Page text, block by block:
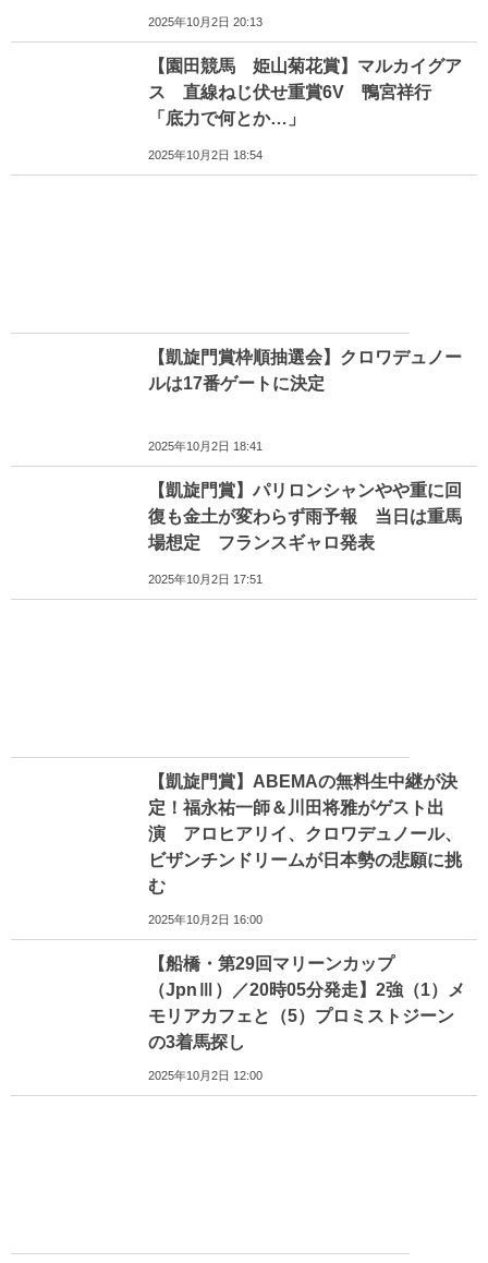
2025年10月2日 20:13
【園田競馬 姫山菊花賞】マルカイグア
ス 直線ねじ伏せ重賞6V 鴨宮祥行
「底力で何とか…」
2025年10月2日 18:54
【凱旋門賞枠順抽選会】クロワデュノー
ルは17番ゲートに決定
2025年10月2日 18:41
【凱旋門賞】パリロンシャンやや重に回
復も金土が変わらず雨予報 当日は重馬
場想定 フランスギャロ発表
2025年10月2日 17:51
【凱旋門賞】ABEMAの無料生中継が決
定！福永祐一師＆川田将雅がゲスト出
演 アロヒアリイ、クロワデュノール、
ビザンチンドリームが日本勢の悲願に挑
む
2025年10月2日 16:00
【船橋・第29回マリーンカップ
（JpnⅢ）／20時05分発走】2強（1）メ
モリアカフェと（5）プロミストジーン
の3着馬探し
2025年10月2日 12:00